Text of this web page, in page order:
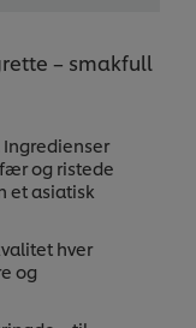
– smakfull
og ristede
et asiatisk
hver
og